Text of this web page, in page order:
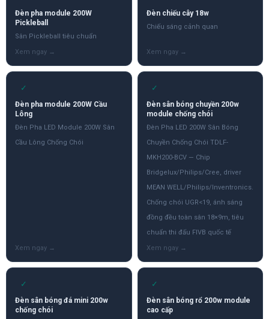
Đèn pha module 200W
Pickleball
Sân Pickleball tiêu chuẩn
Đèn chiếu cây 18w
Chiếu sáng cảnh quan
✓
Đèn pha module 200W Cầu
Lông
Đèn Pha LED Module 200W Sân
Cầu Lông Chống Chói
✓
Đèn sân bóng chuyền 200w
module chống chói
Đèn Pha LED 200W Sân Bóng
Chuyền Chống Chói TDLF-
MKH200-BCV — Chip
Bridgelux/Philips/Cree, driver
MEAN WELL/Philips/Inventronics.
Chống chói UGR<19, ánh sáng
đồng đều toàn sân 18×9m, tiêu
chuẩn thi đấu FIVB quốc tế
✓
Đèn sân bóng đá mini 200w
chống chói
✓
Đèn sân bóng rổ 200w module
cao cấp